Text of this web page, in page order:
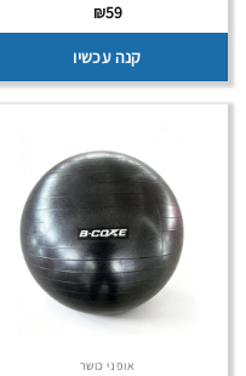
₪59
קנה עכשיו
אופני כושר